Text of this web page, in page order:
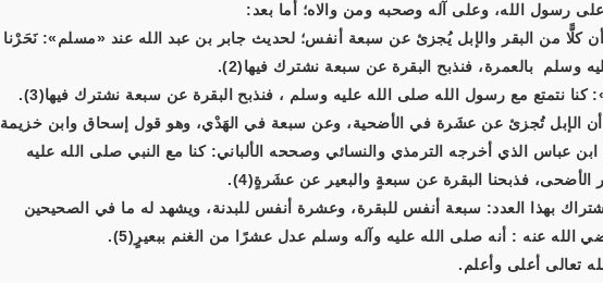
على رسول الله، وعلى آله وصحبه ومن والاه؛ أما بعد:
الذي عليه الجمهور(1) أن كلًّا من البقر والإبل يُجزئ عن سبعة أنفس؛ لحديث جابر بن عبد الله عند «مسلم»: نَحَرْنا
وسلم بالعمرة، فنذبح البقرة عن سبعة نشترك فيها(2).
نتمتع مع رسول الله صلى الله عليه وسلم ، فنذبح البقرة عن سبعة نشترك فيها(3).
الإبل تُجزئ عن عشَرة في الأضحية، وعن سبعة في الهَدْي، وهو قول إسحاق وابن خزيمة
عباس الذي أخرجه الترمذي والنسائي وصححه الألباني: كنا مع النبي صلى الله عليه
فذبحنا البقرة عن سبعةٍ والبعير عن عشَرةٍ(4).
بهذا العدد: سبعة أنفس للبقرة، وعشرة أنفس للبدنة، ويشهد له ما في الصحيحين
عنه : أنه صلى الله عليه وآله وسلم عدل عشرًا من الغنم ببعيرٍ(5).
تعالى أعلى وأعلم.